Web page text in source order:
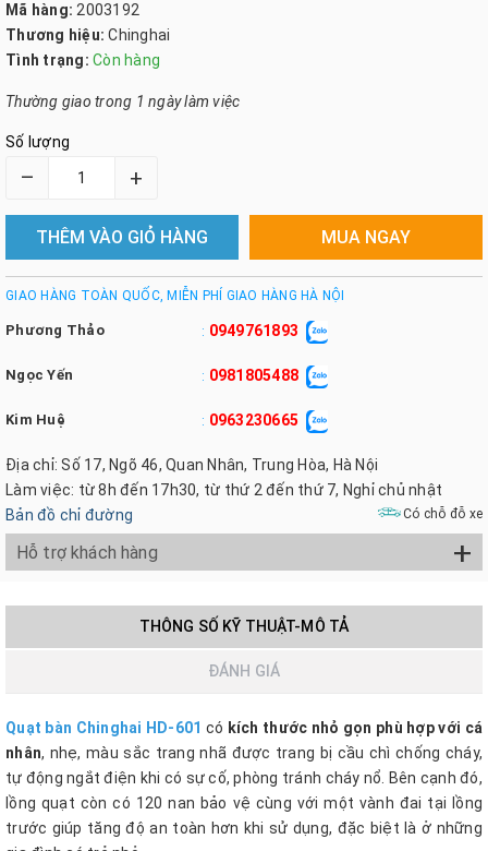
Mã hàng: 2003192
Thương hiệu: Chinghai
Tình trạng: Còn hàng
Thường giao trong 1 ngày làm việc
Số lượng
– +
THÊM VÀO GIỎ HÀNG MUA NGAY
GIAO HÀNG TOÀN QUỐC, MIỄN PHÍ GIAO HÀNG HÀ NỘI
Phương Thảo : 0949761893
Ngọc Yến : 0981805488
Kim Huệ : 0963230665
Địa chỉ: Số 17, Ngõ 46, Quan Nhân, Trung Hòa, Hà Nội
Làm việc: từ 8h đến 17h30, từ thứ 2 đến thứ 7, Nghỉ chủ nhật
Bản đồ chỉ đường
Có chỗ đỗ xe
Hỗ trợ khách hàng +
THÔNG SỐ KỸ THUẬT-MÔ TẢ
ĐÁNH GIÁ
Quạt bàn Chinghai HD-601 có kích thước nhỏ gọn phù hợp với cá
nhân, nhẹ, màu sắc trang nhã được trang bị cầu chì chống cháy,
tự động ngắt điện khi có sự cố, phòng tránh cháy nổ. Bên cạnh đó,
lồng quạt còn có 120 nan bảo vệ cùng với một vành đai tại lồng
trước giúp tăng độ an toàn hơn khi sử dụng, đặc biệt là ở những